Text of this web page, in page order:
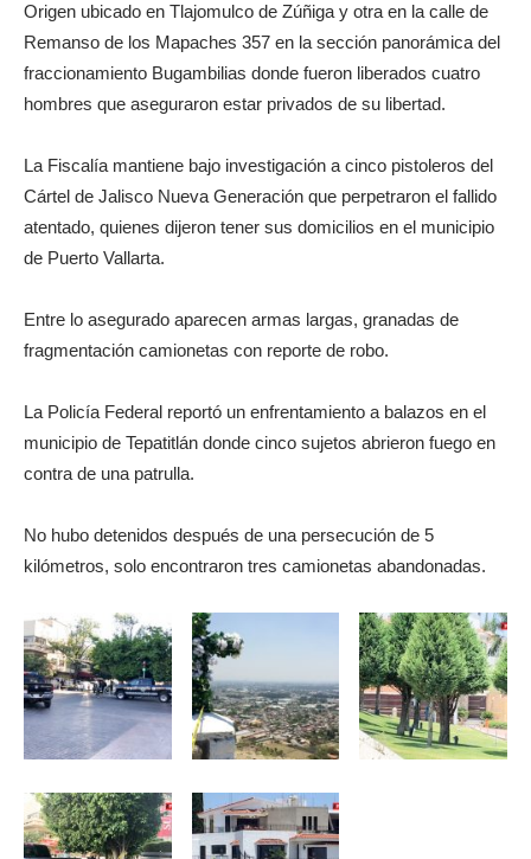
Origen ubicado en Tlajomulco de Zúñiga y otra en la calle de
Remanso de los Mapaches 357 en la sección panorámica del
fraccionamiento Bugambilias donde fueron liberados cuatro
hombres que aseguraron estar privados de su libertad.
La Fiscalía mantiene bajo investigación a cinco pistoleros del
Cártel de Jalisco Nueva Generación que perpetraron el fallido
atentado, quienes dijeron tener sus domicilios en el municipio
de Puerto Vallarta.
Entre lo asegurado aparecen armas largas, granadas de
fragmentación camionetas con reporte de robo.
La Policía Federal reportó un enfrentamiento a balazos en el
municipio de Tepatitlán donde cinco sujetos abrieron fuego en
contra de una patrulla.
No hubo detenidos después de una persecución de 5
kilómetros, solo encontraron tres camionetas abandonadas.